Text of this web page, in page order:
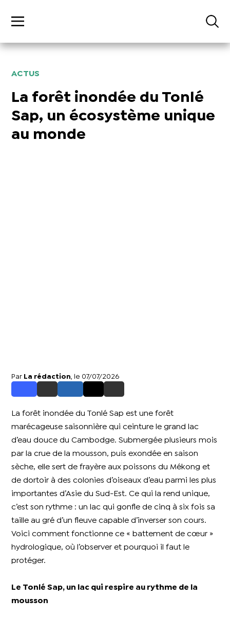
ACTUS
La forêt inondée du Tonlé
Sap, un écosystème unique
au monde
Par La rédaction , le 07/07/2026
La forêt inondée du Tonlé Sap est une forêt
marécageuse saisonnière qui ceinture le grand lac
d’eau douce du Cambodge. Submergée plusieurs mois
par la crue de la mousson, puis exondée en saison
sèche, elle sert de frayère aux poissons du Mékong et
de dortoir à des colonies d’oiseaux d’eau parmi les plus
importantes d’Asie du Sud-Est. Ce qui la rend unique,
c’est son rythme : un lac qui gonfle de cinq à six fois sa
taille au gré d’un fleuve capable d’inverser son cours.
Voici comment fonctionne ce « battement de cœur »
hydrologique, où l’observer et pourquoi il faut le
protéger.
Le Tonlé Sap, un lac qui respire au rythme de la
mousson